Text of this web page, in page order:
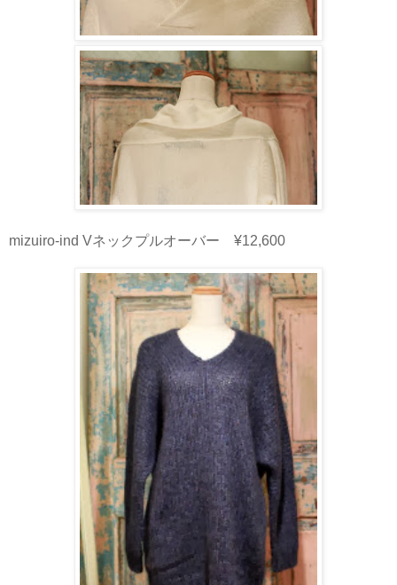
mizuiro-ind Vネックプルオーバー ¥12,600